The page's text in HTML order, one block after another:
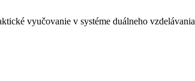
vyučovanie v systéme duálneho vzdelávania